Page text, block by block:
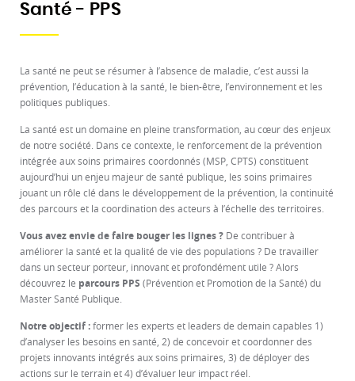
Santé - PPS
La santé ne peut se résumer à l’absence de maladie, c’est aussi la
prévention, l’éducation à la santé, le bien-être, l’environnement et les
politiques publiques.
La santé est un domaine en pleine transformation, au cœur des enjeux
de notre société. Dans ce contexte, le renforcement de la prévention
intégrée aux soins primaires coordonnés (MSP, CPTS) constituent
aujourd’hui un enjeu majeur de santé publique, les soins primaires
jouant un rôle clé dans le développement de la prévention, la continuité
des parcours et la coordination des acteurs à l’échelle des territoires.
Vous avez envie de faire bouger les lignes ?De contribuer à
améliorer la santé et la qualité de vie des populations ? De travailler
dans un secteur porteur, innovant et profondément utile ? Alors
découvrez le parcours PPS (Prévention et Promotion de la Santé) du
Master Santé Publique.
Notre objectif :former les experts et leaders de demain capables 1)
d’analyser les besoins en santé, 2) de concevoir et coordonner des
projets innovants intégrés aux soins primaires, 3) de déployer des
actions sur le terrain et 4) d’évaluer leur impact réel.